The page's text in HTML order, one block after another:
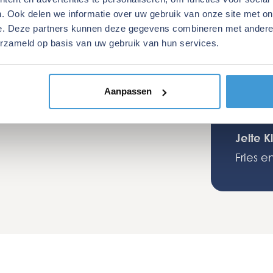
Ook delen we informatie over uw gebruik van onze site met
Deze partners kunnen deze gegevens combineren met
op basis van uw gebruik van hun services.
Aanpassen
op het
Klantenvertellen.nl
deze vervolgens weer te exploiteren. We
nu echter de mogelijkheid om een
groepsaccommodatie aan te kopen en
Jelte Kloostra, die samen met zijn vrouw
eigenaar is van Fries en Fruitig.
wij
Mark